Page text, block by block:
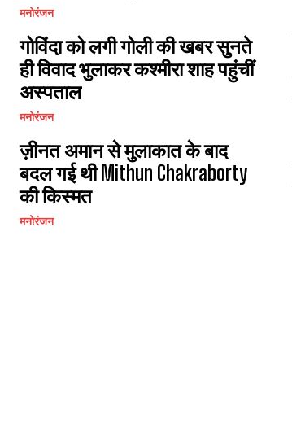
मनोरंजन
गोविंदा को लगी गोली की खबर सुनते
ही विवाद भुलाकर कश्मीरा शाह पहुंचीं
अस्पताल
मनोरंजन
ज़ीनत अमान से मुलाकात के बाद
बदल गई थी Mithun Chakraborty
की किस्मत
मनोरंजन